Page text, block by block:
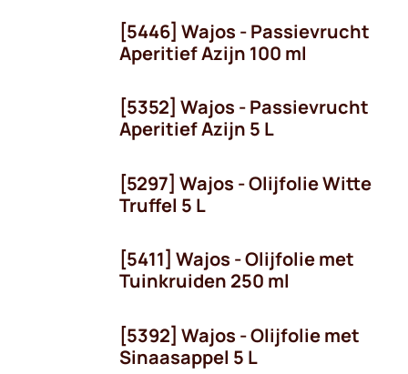
[5446] Wajos - Passievrucht
Aperitief Azijn 100 ml
[5352] Wajos - Passievrucht
Aperitief Azijn 5 L
[5297] Wajos - Olijfolie Witte
Truffel 5 L
[5411] Wajos - Olijfolie met
Tuinkruiden 250 ml
[5392] Wajos - Olijfolie met
Sinaasappel 5 L